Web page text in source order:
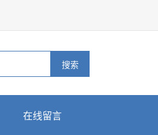
在线留言